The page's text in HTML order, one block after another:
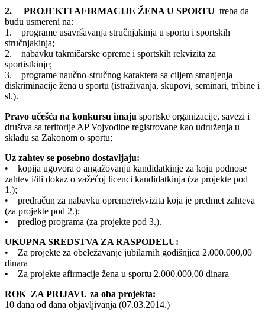
2. PROJEKTI AFIRMACIJE ŽENA U SPORTU treba da
budu usmereni na:
1. programe usavršavanja stručnjakinja u sportu i sportskih
stručnjakinja;
2. nabavku takmičarske opreme i sportskih rekvizita za
sportistkinje;
3. programe naučno-stručnog karaktera sa ciljem smanjenja
diskriminacije žena u sportu (istraživanja, skupovi, seminari, tribine i
sl.).
Pravo učešća na konkursu imaju sportske organizacije, savezi i
društva sa teritorije AP Vojvodine registrovane kao udruženja u
skladu sa Zakonom o sportu;
Uz zahtev se posebno dostavljaju:
• kopija ugovora o angažovanju kandidatkinje za koju podnose
zahtev i/ili dokaz o važećoj licenci kandidatkinja (za projekte pod
1.);
• predračun za nabavku opreme/rekvizita koja je predmet zahteva
(za projekte pod 2.);
• predlog programa (za projekte pod 3.).
UKUPNA SREDSTVA ZA RASPODELU:
• Za projekte za obeležavanje jubilarnih godišnjica 2.000.000,00
dinara
• Za projekte afirmacije žena u sportu 2.000.000,00 dinara
ROK ZA PRIJAVU za oba projekta:
10 dana od dana objavljivanja (07.03.2014.)